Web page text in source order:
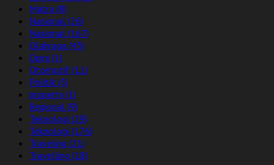
Matra (8)
Nasional (26)
Nasional (167)
Olahraga (43)
Opini (1)
Otomotif (11)
Politik (5)
property(1)
Regional (9)
Teknologi (29)
Teknologi (176)
Traveling (21)
Travelling (18)